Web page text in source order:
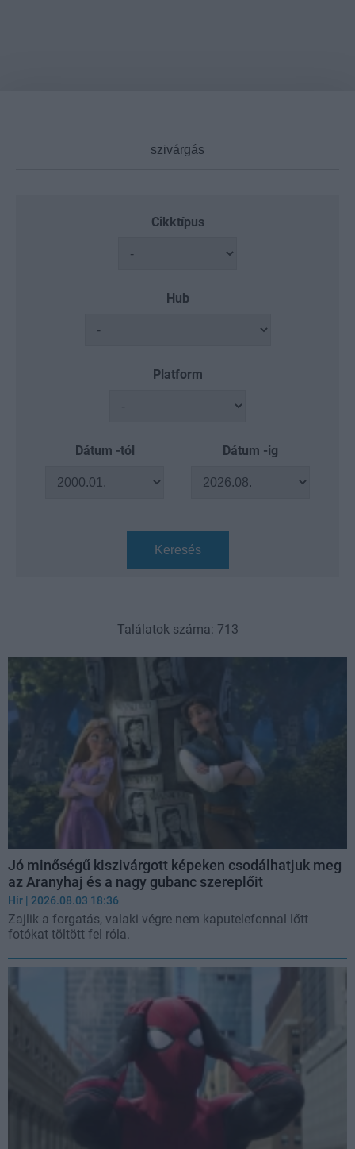
Cikktípus
Hub
Platform
Dátum -tól Dátum -ig
Keresés
Találatok száma: 713
Jó minőségű kiszivárgott képeken csodálhatjuk meg
az Aranyhaj és a nagy gubanc szereplőit
Hír | 2026.08.03 18:36
Zajlik a forgatás, valaki végre nem kaputelefonnal lőtt
fotókat töltött fel róla.